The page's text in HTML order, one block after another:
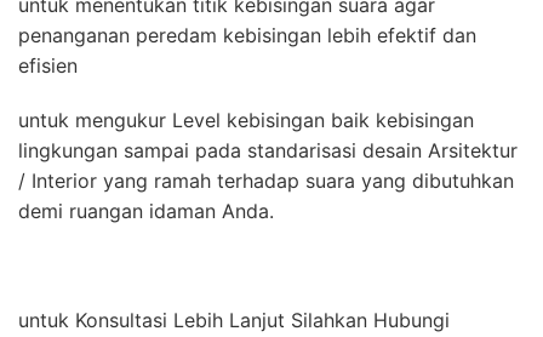
untuk menentukan titik kebisingan suara agar
penanganan peredam kebisingan lebih efektif dan
efisien
untuk mengukur Level kebisingan baik kebisingan
lingkungan sampai pada standarisasi desain Arsitektur
/ Interior yang ramah terhadap suara yang dibutuhkan
demi ruangan idaman Anda.
untuk Konsultasi Lebih Lanjut Silahkan Hubungi